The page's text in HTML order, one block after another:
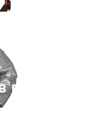
в п. Туртас